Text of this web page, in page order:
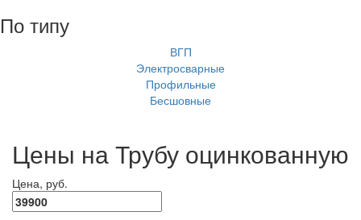
По типу
ВГП
Электросварные
Профильные
Бесшовные
Цены на Трубу оцинкованную
Цена, руб.